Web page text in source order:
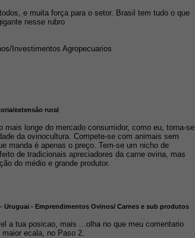
e muita força para o setor. Brasil tem tudo o que
nesse rubro
Investimentos Agropecuarios
extensão rural
mais longe do mercado consumidor, como eu, torna-se
da ovinocultura. Compete-se com animais sem
manda é apenas o preço. Tem-se um nicho de
de tradicionais apreciadores da carne ovina, mas
do médio e grande produtor.
Uruguai - Emprendimentos Ovinos/ Carnes e sub produtos
a tua posicao, mais ...olha no que meu comentario
ecala, no Paso 2.